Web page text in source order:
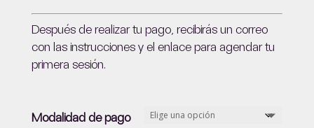
Después de realizar tu pago, recibirás un correo
con las instrucciones y el enlace para agendar tu
primera sesión.
Modalidad de pago